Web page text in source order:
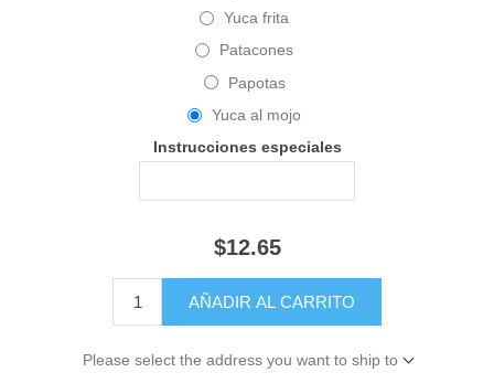
Yuca frita
Patacones
Papotas
Yuca al mojo
Instrucciones especiales
$12.65
Please select the address you want to ship to